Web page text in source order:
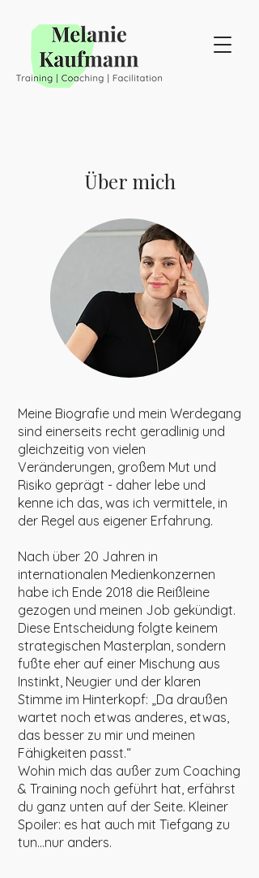
Über mich
Meine Biografie und mein Werdegang
sind einerseits recht geradlinig und
gleichzeitig von vielen
Veränderungen, großem Mut und
Risiko geprägt - daher lebe und
kenne ich das, was ich vermittele, in
der Regel aus eigener Erfahrung.
Nach über 20 Jahren in
internationalen Medienkonzernen
habe ich Ende 2018 die Reißleine
gezogen und meinen Job gekündigt.
Diese Entscheidung folgte keinem
strategischen Masterplan, sondern
fußte eher auf einer Mischung aus
Instinkt, Neugier und der klaren
Stimme im Hinterkopf: „Da draußen
wartet noch etwas anderes, etwas,
das besser zu mir und meinen
Fähigkeiten passt.“
Wohin mich das außer zum Coaching
& Training noch geführt hat, erfährst
du ganz unten auf der Seite. Kleiner
Spoiler: es hat auch mit Tiefgang zu
tun...nur anders.